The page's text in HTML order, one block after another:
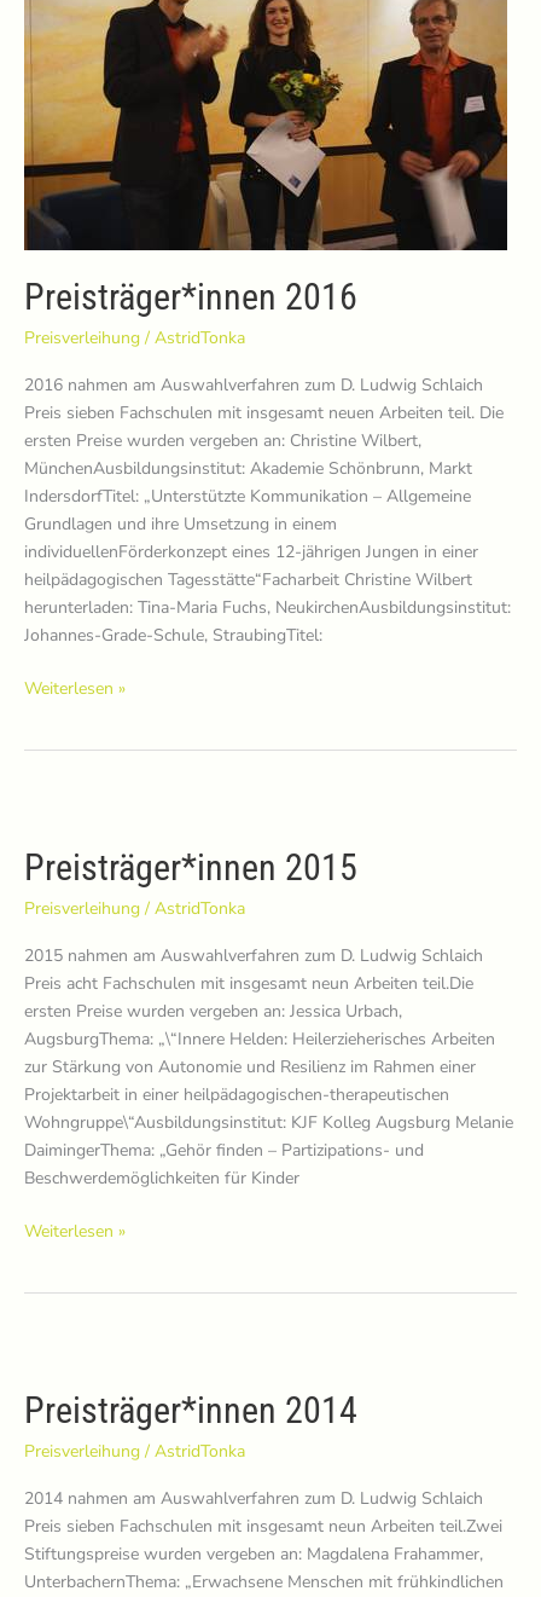
Preisträger*innen 2016
Preisverleihung / AstridTonka
2016 nahmen am Auswahlverfahren zum D. Ludwig Schlaich
Preis sieben Fachschulen mit insgesamt neuen Arbeiten teil. Die
ersten Preise wurden vergeben an: Christine Wilbert,
MünchenAusbildungsinstitut: Akademie Schönbrunn, Markt
IndersdorfTitel: „Unterstützte Kommunikation – Allgemeine
Grundlagen und ihre Umsetzung in einem
individuellenFörderkonzept eines 12-jährigen Jungen in einer
heilpädagogischen Tagesstätte“Facharbeit Christine Wilbert
herunterladen: Tina-Maria Fuchs, NeukirchenAusbildungsinstitut:
Johannes-Grade-Schule, StraubingTitel:
Preisträger*innen
Weiterlesen »
Preisträger*innen 2015
Preisverleihung / AstridTonka
2015 nahmen am Auswahlverfahren zum D. Ludwig Schlaich
Preis acht Fachschulen mit insgesamt neun Arbeiten teil.Die
ersten Preise wurden vergeben an: Jessica Urbach,
AugsburgThema: „\“Innere Helden: Heilerzieherisches Arbeiten
zur Stärkung von Autonomie und Resilienz im Rahmen einer
Projektarbeit in einer heilpädagogischen-therapeutischen
Wohngruppe\“Ausbildungsinstitut: KJF Kolleg Augsburg Melanie
DaimingerThema: „Gehör finden – Partizipations- und
Beschwerdemöglichkeiten für Kinder
Preisträger*innen
Weiterlesen »
Preisträger*innen 2014
Preisverleihung / AstridTonka
2014 nahmen am Auswahlverfahren zum D. Ludwig Schlaich
Preis sieben Fachschulen mit insgesamt neun Arbeiten teil.Zwei
Stiftungspreise wurden vergeben an: Magdalena Frahammer,
UnterbachernThema: „Erwachsene Menschen mit frühkindlichen